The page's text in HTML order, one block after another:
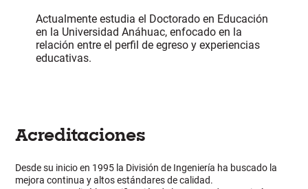
Actualmente estudia el Doctorado en Educación
en la Universidad Anáhuac, enfocado en la
relación entre el perfil de egreso y experiencias
educativas.
Acreditaciones
Desde su inicio en 1995 la División de Ingeniería ha buscado la
mejora continua y altos estándares de calidad.